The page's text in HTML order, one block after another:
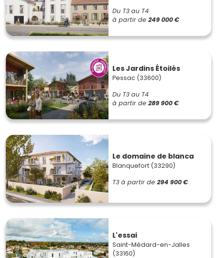
Du T3 au T4
à partir de 249 000 €
Les Jardins Étoilés
Pessac (33600)
Du T3 au T4
à partir de 289 900 €
Le domaine de blanca
Blanquefort (33290)
T3 à partir de 294 900 €
L'essai
Saint-Médard-en-Jalles
(33160)